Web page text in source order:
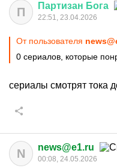
П Партизан Бога
22:51, 23.04.2026
От пользователя
0 сериалов, которые
сериалы смотрят тока
N news@e1.ru
00:08, 24.05.2026